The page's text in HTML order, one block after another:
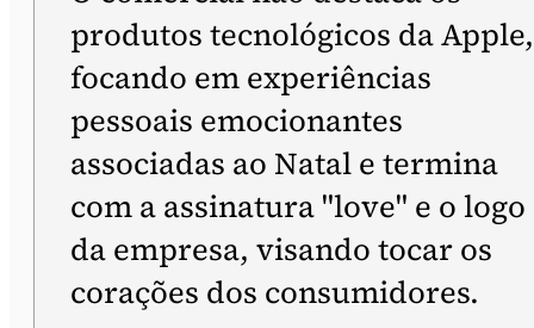
produtos tecnológicos da Apple,
focando em experiências
pessoais emocionantes
associadas ao Natal e termina
com a assinatura "love" e o logo
da empresa, visando tocar os
corações dos consumidores.